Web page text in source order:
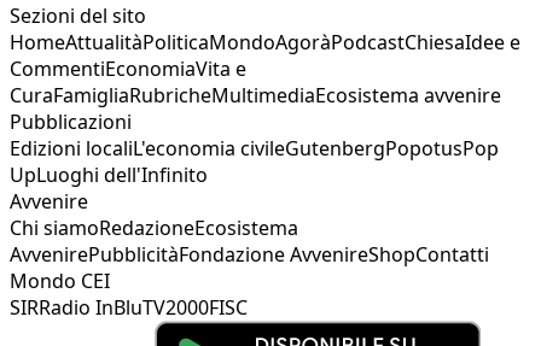
Sezioni del sito
HomeAttualitàPoliticaMondoAgoràPodcastChiesaIdee e
CommentiEconomiaVita e
CuraFamigliaRubricheMultimediaEcosistema avvenire
Pubblicazioni
Edizioni localiL'economia civileGutenbergPopotusPop
UpLuoghi dell'Infinito
Avvenire
Chi siamoRedazioneEcosistema
AvvenirePubblicitàFondazione AvvenireShopContatti
Mondo CEI
SIRRadio InBluTV2000FISC